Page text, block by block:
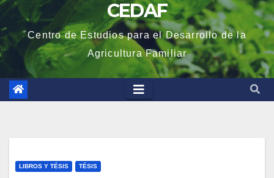
CEDAF
Centro de Estudios para el Desarrollo de la
Agricultura Familiar
LIBROS Y TÉSIS TÉSIS